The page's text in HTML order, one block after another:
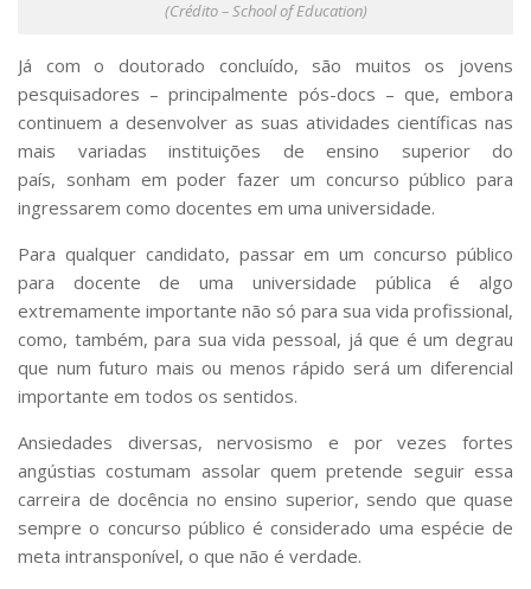
Apoio ao Estudante
Segurança, Trânsito e Prevenção
RH, Administrativo e Financeiro
Outros serviços
Comunicação
Assessorias e Mídias
Jornal da USP
Agenda de Eventos
Defesa de Teses
(Crédito – School of Education)
Já com o doutorado concluído, são muitos os jovens
pesquisadores – principalmente pós-docs – que, embora
continuem a desenvolver as suas atividades científicas nas
mais variadas instituições de ensino superior do
país, sonham em poder fazer um concurso público para
ingressarem como docentes em uma universidade.
Para qualquer candidato, passar em um concurso público
para docente de uma universidade pública é algo
extremamente importante não só para sua vida profissional,
como, também, para sua vida pessoal, já que é um degrau
que num futuro mais ou menos rápido será um diferencial
importante em todos os sentidos.
Ansiedades diversas, nervosismo e por vezes fortes
angústias costumam assolar quem pretende seguir essa
carreira de docência no ensino superior, sendo que quase
sempre o concurso público é considerado uma espécie de
meta intransponível, o que não é verdade.